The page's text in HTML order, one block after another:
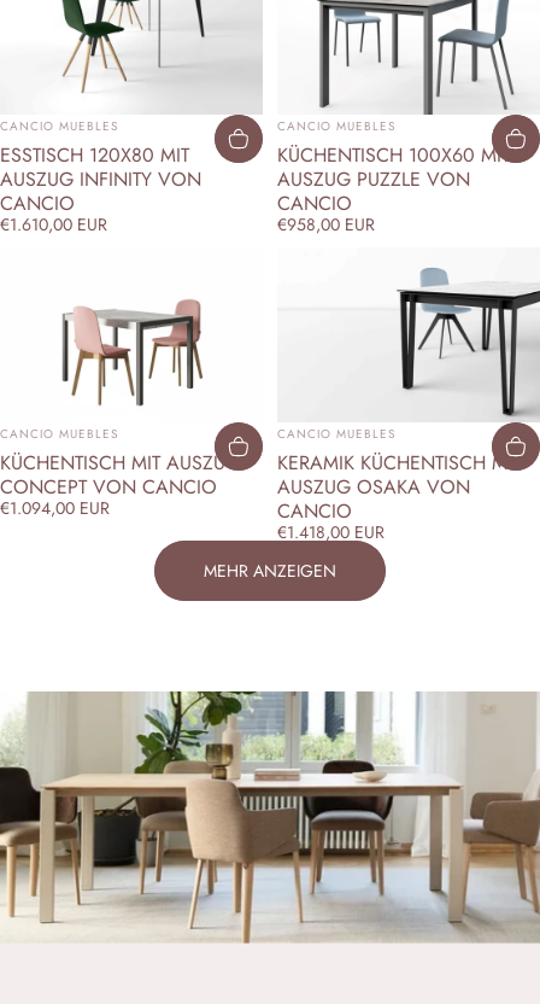
ANBIETER:
CANCIO MUEBLES
ESSTISCH 120X80 MIT
AUSZUG INFINITY VON
CANCIO
€1.610,00 EUR
ANBIETER:
CANCIO MUEBLES
KÜCHENTISCH 100X60 MIT
AUSZUG PUZZLE VON
CANCIO
€958,00 EUR
ANBIETER:
CANCIO MUEBLES
KÜCHENTISCH MIT AUSZUG
CONCEPT VON CANCIO
€1.094,00 EUR
ANBIETER:
CANCIO MUEBLES
KERAMIK KÜCHENTISCH MIT
AUSZUG OSAKA VON
CANCIO
€1.418,00 EUR
MEHR ANZEIGEN